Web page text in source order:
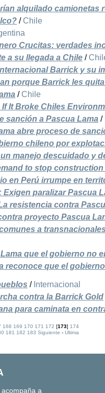
alquilado camionetas
/ Chile
Crucitas: verdades
a su llegada a Chile /
Barrick y su
porque Barrick les
/ Chile
It Broke Chiles
sanción a Pascua Lama /
abre proceso de
chileno por
manejo descuidado y
to stop construction
en Perú irrumpe en
paralizar Pascua
resistencia contra
proyecto Pascua
a
que el gobierno no
reconoce que el
/ Internacional
contra la Barrick Gold
para caminata en
168 169 170 171 172 [173]174
181 182 183 Siguiente -Ultima
a